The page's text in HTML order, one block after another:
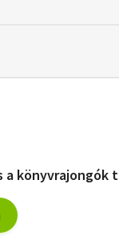
a könyvrajongók